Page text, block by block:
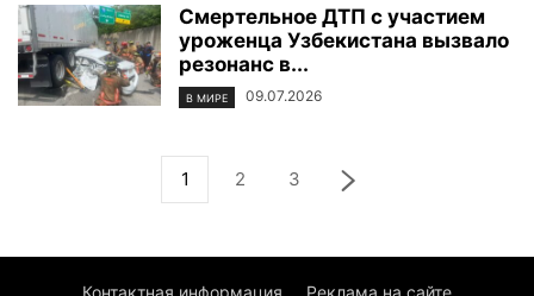
Смертельное ДТП с участием
уроженца Узбекистана вызвало
резонанс в...
В МИРЕ 09.07.2026
1 2 3
Контактная информация Реклама на сайте